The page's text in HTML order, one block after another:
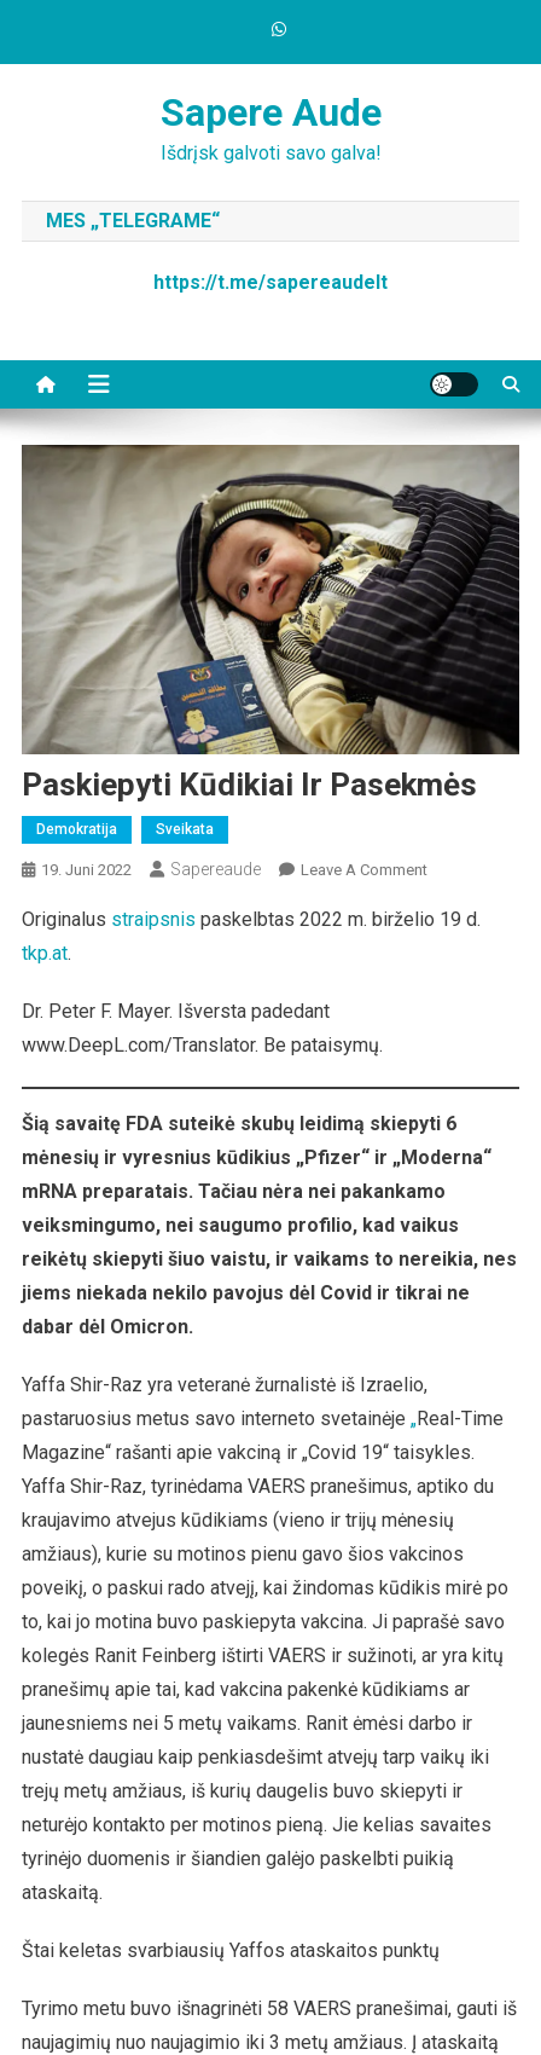
Sapere Aude
Išdrįsk galvoti savo galva!
MES „TELEGRAME“
https://t.me/sapereaudelt
Paskiepyti Kūdikiai Ir Pasekmės
Demokratija Sveikata
19. Juni 2022 Sapereaude Leave A CommentOn
Kūdikiai
Originalus straipsnis paskelbtas 2022 m. birželio 19 d.
tkp.at.
Dr. Peter F. Mayer. Išversta padedant
www.DeepL.com/Translator. Be pataisymų.
Šią savaitę FDA suteikė skubų leidimą skiepyti 6
mėnesių ir vyresnius kūdikius „Pfizer“ ir „Moderna“
mRNA preparatais. Tačiau nėra nei pakankamo
veiksmingumo, nei saugumo profilio, kad vaikus
reikėtų skiepyti šiuo vaistu, ir vaikams to nereikia, nes
jiems niekada nekilo pavojus dėl Covid ir tikrai ne
dabar dėl Omicron.
Yaffa Shir-Raz yra veteranė žurnalistė iš Izraelio,
pastaruosius metus savo interneto svetainėje „Real-Time
Magazine“ rašanti apie vakciną ir „Covid 19“ taisykles.
Yaffa Shir-Raz, tyrinėdama VAERS pranešimus, aptiko du
kraujavimo atvejus kūdikiams (vieno ir trijų mėnesių
amžiaus), kurie su motinos pienu gavo šios vakcinos
poveikį, o paskui rado atvejį, kai žindomas kūdikis mirė po
to, kai jo motina buvo paskiepyta vakcina. Ji paprašė savo
kolegės Ranit Feinberg ištirti VAERS ir sužinoti, ar yra kitų
pranešimų apie tai, kad vakcina pakenkė kūdikiams ar
jaunesniems nei 5 metų vaikams. Ranit ėmėsi darbo ir
nustatė daugiau kaip penkiasdešimt atvejų tarp vaikų iki
trejų metų amžiaus, iš kurių daugelis buvo skiepyti ir
neturėjo kontakto per motinos pieną. Jie kelias savaites
tyrinėjo duomenis ir šiandien galėjo paskelbti puikią
ataskaitą.
Štai keletas svarbiausių Yaffos ataskaitos punktų
Tyrimo metu buvo išnagrinėti 58 VAERS pranešimai, gauti iš
naujagimių nuo naujagimio iki 3 metų amžiaus. Į ataskaitą